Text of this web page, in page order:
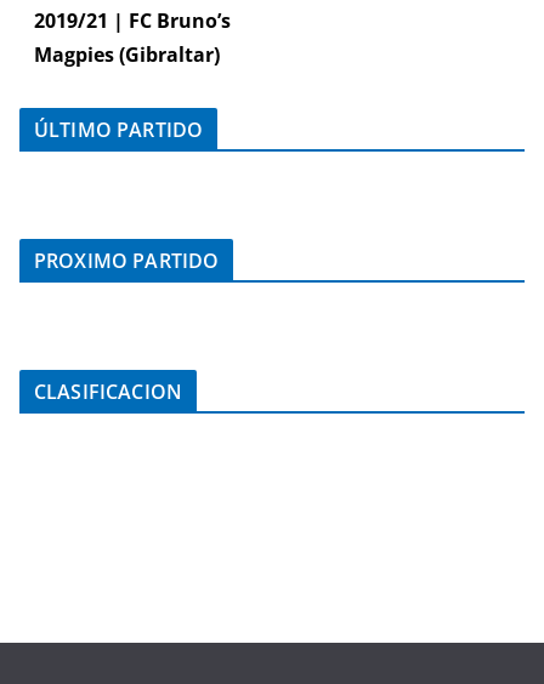
2019/21 | FC Bruno’s
Magpies (Gibraltar)
ÚLTIMO PARTIDO
PROXIMO PARTIDO
CLASIFICACION